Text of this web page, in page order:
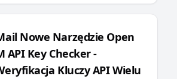
o błędach, przyjazny
bardziej inteligentne i
tymczasowej poczty e-
Nowe Narzędzie Open
API Key Checker -
Kluczy API Wielu